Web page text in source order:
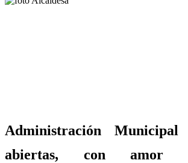
Administración
abiertas, con amor